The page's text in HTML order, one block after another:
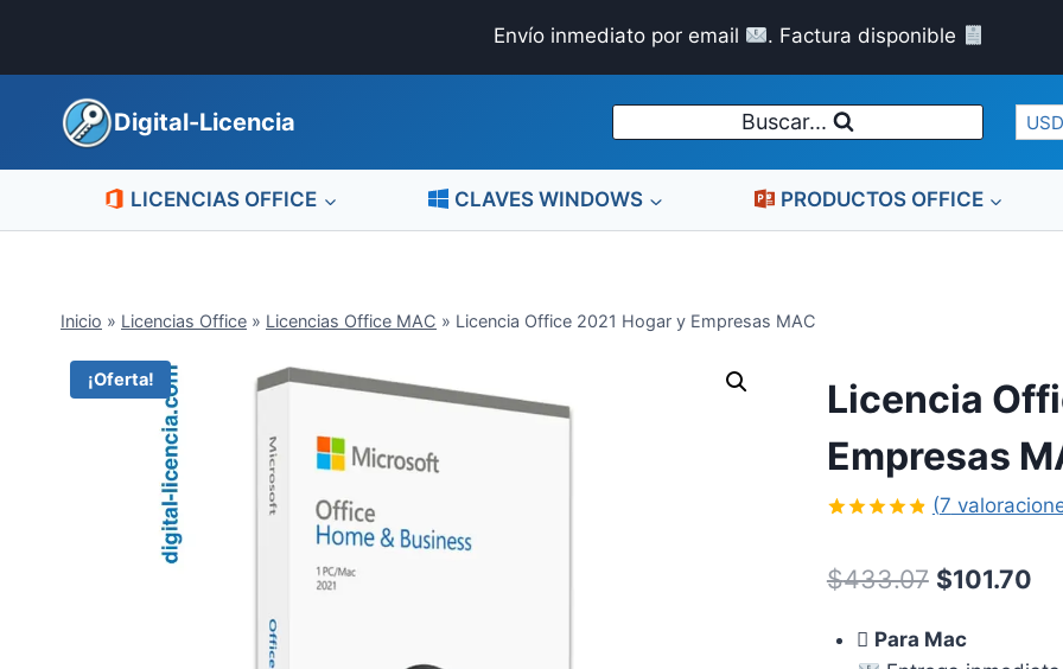
contenido
Envío inmediato por email . Factura disponible
Digital-Licencia Buscar...
LICENCIAS OFFICE CLAVES WINDOWS PRODUCTOS OFFICE
Inicio » Licencias Office » Licencias Office MAC » Licencia Office 2021 Hogar y Empresas MAC
¡Oferta!
Licencia
Empresas
de 5 en
base a
de clientes
(7
$433.07 El
original
$101.70El
 Para Mac